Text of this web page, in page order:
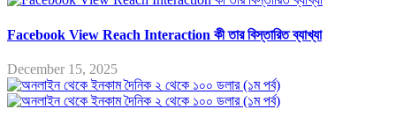
Facebook View Reach Interaction কী তার বিস্তারিত ব্যাখ্যা
December 15, 2025